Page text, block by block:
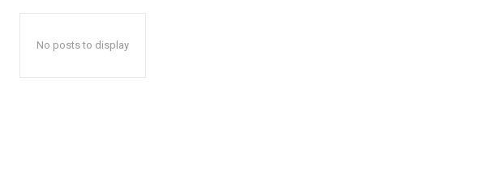
No posts to display